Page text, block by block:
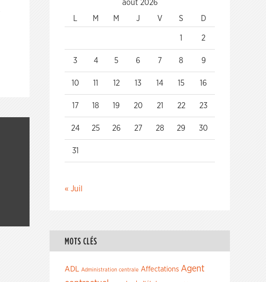
août 2026
M M J V S D
1 2
3 4 5 6 7 8 9
10 11 12 13 14 15 16
17 18 19 20 21 22 23
24 25 26 27 28 29 30
31
« Juil
MOTS CLÉS
ADL Administration centrale Affectations Agent